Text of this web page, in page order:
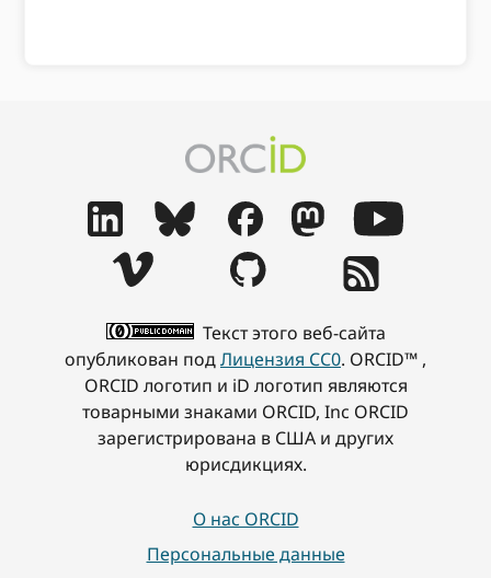
Текст этого веб-сайта
опубликован подЛицензия CC0. ORCID™ ,
ORCID логотип и iD логотип являются
товарными знаками ORCID, Inc ORCID
зарегистрирована в США и других
юрисдикциях.
О нас ORCID
Персональные данные